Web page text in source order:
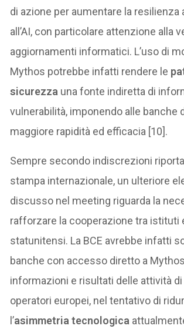
di azione per aumentare la resilienza
all’AI, con particolare attenzione alla
aggiornamenti informatici. L’uso di
Mythos potrebbe infatti rendere le
sicurezza una fonte indiretta di
vulnerabilità, imponendo alle banche
maggiore rapidità ed efficacia [10].
Sempre secondo indiscrezioni
stampa internazionale, un ulteriore
discusso nel meeting riguarda la
rafforzare la cooperazione tra istituti
statunitensi. La BCE avrebbe infatti
banche con accesso diretto a
informazioni e risultati delle attività
operatori europei, nel tentativo di
l’asimmetria tecnologica